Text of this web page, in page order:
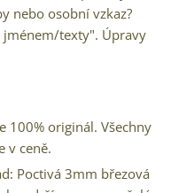
nebo osobní vzkaz?
texty". Úpravy
100% originál. Všechny
v ceně.
Poctivá 3mm březová